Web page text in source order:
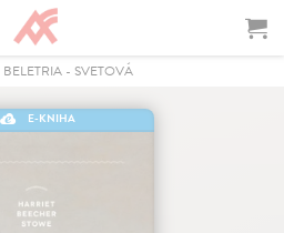
BELETRIA- SVETOVÁ
E-KNIHA